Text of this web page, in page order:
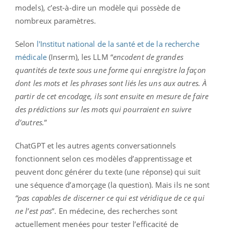
models), c’est-à-dire un modèle qui possède de
nombreux paramètres.
Selon l'Institut national de la santé et de la recherche
médicale(Inserm), les LLM “encodent de grandes
quantités de texte sous une forme qui enregistre la façon
dont les mots et les phrases sont liés les uns aux autres. À
partir de cet encodage, ils sont ensuite en mesure de faire
des prédictions sur les mots qui pourraient en suivre
d’autres.”
ChatGPT et les autres agents conversationnels
fonctionnent selon ces modèles d’apprentissage et
peuvent donc générer du texte (une réponse) qui suit
une séquence d’amorçage (la question). Mais ils ne sont
“pas capables de discerner ce qui est véridique de ce qui
ne l’est pas”. En médecine, des recherches sont
actuellement menées pour tester l’efficacité de